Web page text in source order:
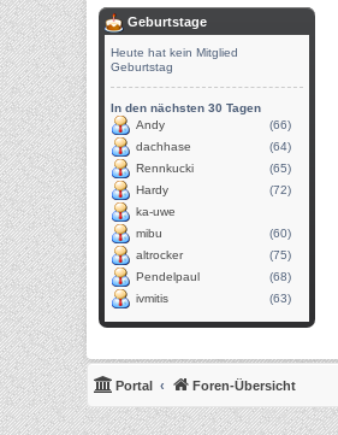
Geburtstage
Heute hat kein Mitglied
Geburtstag
In den nächsten 30 Tagen
Andy
(66)
dachhase
(64)
Rennkucki
(65)
Hardy
(72)
ka-uwe
mibu
(60)
altrocker
(75)
Pendelpaul
(68)
ivmitis
(63)
Portal Foren-Übersicht